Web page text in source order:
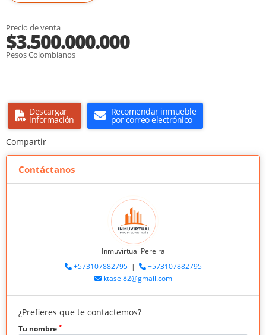
Precio de venta
$3.500.000.000
Pesos Colombianos
Descargar
información
Recomendar inmueble
por correo electrónico
Compartir
Contáctanos
Inmuvirtual Pereira
+573107882795|
+573107882795
ktasel82@gmail.com
¿Prefieres que te contactemos?
Tu nombre *